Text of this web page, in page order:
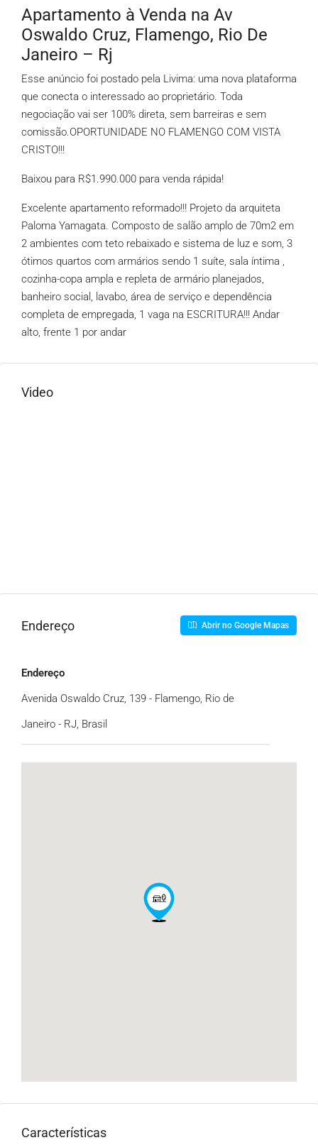
Apartamento à Venda na Av
Oswaldo Cruz, Flamengo, Rio De
Janeiro – Rj
Esse anúncio foi postado pela Livima: uma nova plataforma
que conecta o interessado ao proprietário. Toda
negociação vai ser 100% direta, sem barreiras e sem
comissão.OPORTUNIDADE NO FLAMENGO COM VISTA
CRISTO!!!
Baixou para R$1.990.000 para venda rápida!
Excelente apartamento reformado!!! Projeto da arquiteta
Paloma Yamagata. Composto de salão amplo de 70m2 em
2 ambientes com teto rebaixado e sistema de luz e som, 3
ótimos quartos com armários sendo 1 suíte, sala íntima ,
cozinha-copa ampla e repleta de armário planejados,
banheiro social, lavabo, área de serviço e dependência
completa de empregada, 1 vaga na ESCRITURA!!! Andar
alto, frente 1 por andar
Video
Endereço Abrir no Google Mapas
Endereço
Avenida Oswaldo Cruz, 139 - Flamengo, Rio de
Janeiro - RJ, Brasil
Características